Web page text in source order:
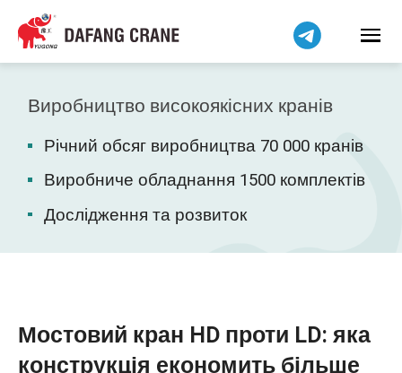
Виробництво високоякісних кранів
Річний обсяг виробництва 70 000 кранів
Виробниче обладнання 1500 комплектів
Дослідження та розвиток
Мостовий кран HD проти LD: яка
конструкція економить більше
हिन्दी
Bahasa Indonesia
Bahasa Melayu
Tiếng Việt
简体中文
বাংলা
فارسی
Pilipino
Kiswahili